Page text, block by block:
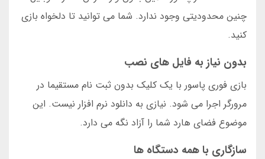
چنین محدودیتی وجود ندارد. شما می توانید تا دلخواه بازی
کنید.
بدون نیاز به فایل های نصب
بازی فوری پاسور با یک کلیک بدون ثبت نام مستقیما در
مرورگر اجرا می شود. نیازی به دانلود نرم افزار نیست. این
موضوع فضای هارد شما را آزاد نگه می دارد.
سازگاری با همه دستگاه ها